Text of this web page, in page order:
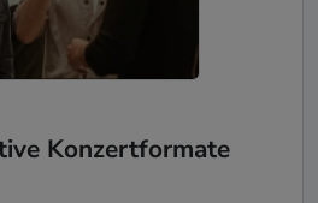
Konzertformate